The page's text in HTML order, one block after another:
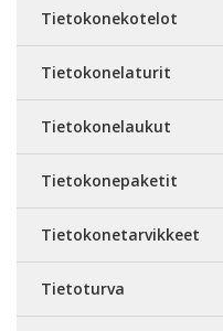
Tietokonekotelot
Tietokonelaturit
Tietokonelaukut
Tietokonepaketit
Tietokonetarvikkeet
Tietoturva